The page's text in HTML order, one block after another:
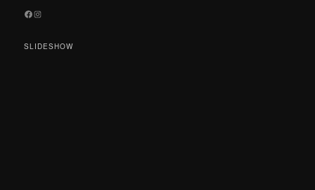
Facebook
Instagram
SLIDESHOW